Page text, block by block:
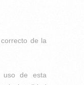
de la
uso de esta